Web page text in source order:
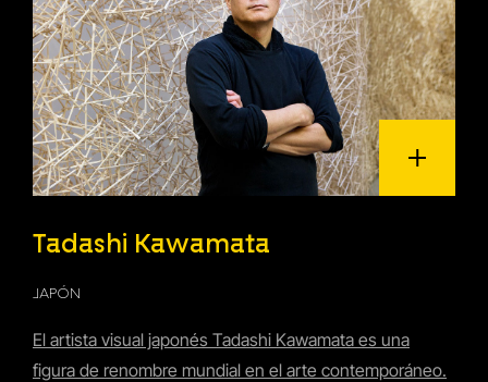
Tadashi Kawamata
JAPÓN
El artista visual japonés Tadashi Kawamata es una
figura de renombre mundial en el arte contemporáneo.